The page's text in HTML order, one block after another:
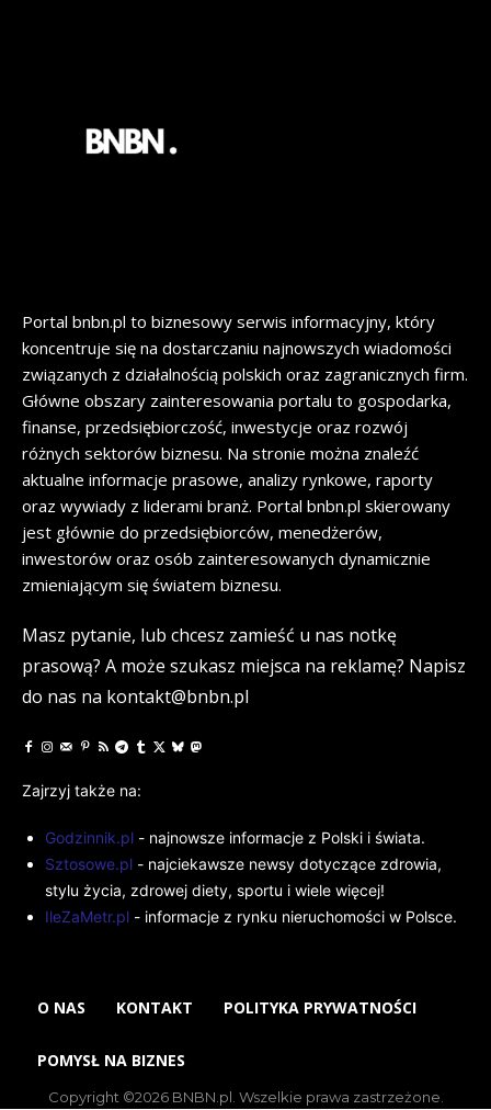
Portal bnbn.pl to biznesowy serwis informacyjny, który
koncentruje się na dostarczaniu najnowszych wiadomości
związanych z działalnością polskich oraz zagranicznych firm.
Główne obszary zainteresowania portalu to gospodarka,
finanse, przedsiębiorczość, inwestycje oraz rozwój
różnych sektorów biznesu. Na stronie można znaleźć
aktualne informacje prasowe, analizy rynkowe, raporty
oraz wywiady z liderami branż. Portal bnbn.pl skierowany
jest głównie do przedsiębiorców, menedżerów,
inwestorów oraz osób zainteresowanych dynamicznie
zmieniającym się światem biznesu.
Masz pytanie, lub chcesz zamieść u nas notkę
prasową? A może szukasz miejsca na reklamę? Napisz
do nas na kontakt@bnbn.pl
Zajrzyj także na:
Godzinnik.pl - najnowsze informacje z Polski i świata.
Sztosowe.pl - najciekawsze newsy dotyczące zdrowia,
stylu życia, zdrowej diety, sportu i wiele więcej!
IleZaMetr.pl - informacje z rynku nieruchomości w Polsce.
O NAS KONTAKT POLITYKA PRYWATNOŚCI
POMYSŁ NA BIZNES
Copyright ©2026 BNBN.pl. Wszelkie prawa zastrzeżone.